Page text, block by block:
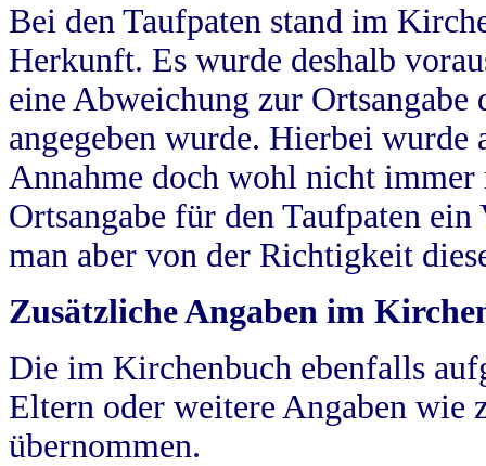
Bei den Taufpaten stand im
Herkunft. Es wurde deshalb
eine Abweichung zur
angegeben wurde. Hierbei wurde
Annahme doch wohl nicht
Ortsangabe für den Taufpaten
man aber von der Richtigkeit
Zusätzliche Angaben im
Die im Kirchenbuch ebenfalls
Eltern oder weitere Angaben wie
übernommen.